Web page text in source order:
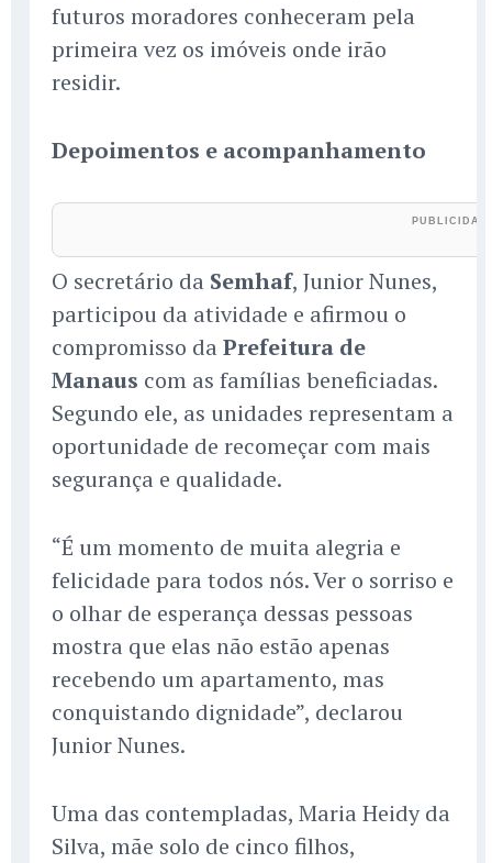
futuros moradores conheceram pela
primeira vez os imóveis onde irão
residir.
Depoimentos e acompanhamento
O secretário da Semhaf, Junior Nunes,
participou da atividade e afirmou o
compromisso da Prefeitura de
Manaus com as famílias beneficiadas.
Segundo ele, as unidades representam a
oportunidade de recomeçar com mais
segurança e qualidade.
“É um momento de muita alegria e
felicidade para todos nós. Ver o sorriso e
o olhar de esperança dessas pessoas
mostra que elas não estão apenas
recebendo um apartamento, mas
conquistando dignidade”, declarou
Junior Nunes.
Uma das contempladas, Maria Heidy da
Silva, mãe solo de cinco filhos,